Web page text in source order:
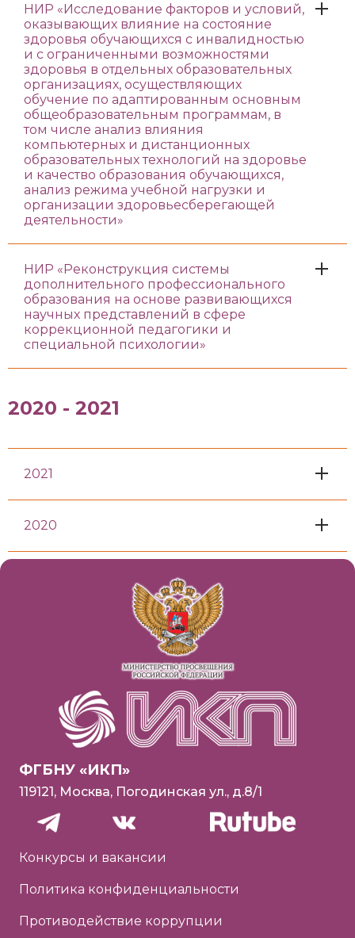
НИР «Исследование факторов и условий,
оказывающих влияние на состояние
здоровья обучающихся с инвалидностью
и с ограниченными возможностями
здоровья в отдельных образовательных
организациях, осуществляющих
обучение по адаптированным основным
общеобразовательным программам, в
том числе анализ влияния
компьютерных и дистанционных
образовательных технологий на здоровье
и качество образования обучающихся,
анализ режима учебной нагрузки и
организации здоровьесберегающей
деятельности»
НИР «Реконструкция системы
дополнительного профессионального
образования на основе развивающихся
научных представлений в сфере
коррекционной педагогики и
специальной психологии»
2020 - 2021
2021
2020
ФГБНУ «ИКП»
119121, Москва, Погодинская ул., д.8/1
Конкурсы и вакансии
Политика конфиденциальности
Противодействие коррупции